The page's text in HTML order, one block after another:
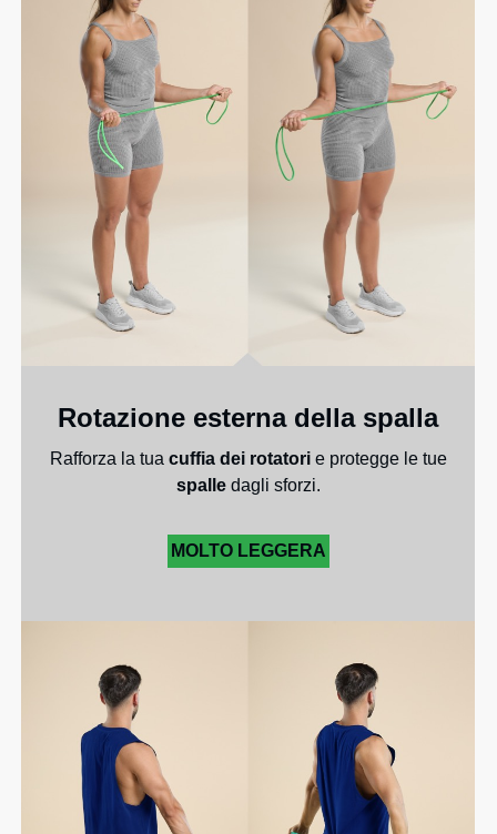
Rotazione esterna della spalla
Rafforza la tua cuffia dei rotatorie protegge le tue
spalledagli sforzi.
MOLTO LEGGERA